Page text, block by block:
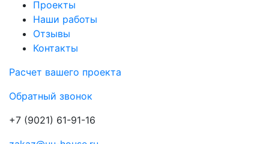
Проекты
Наши работы
Отзывы
Контакты
Расчет вашего проекта
Обратный звонок
+7 (9021) 61-91-16